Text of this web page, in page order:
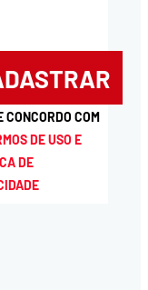
CONCORDO COM
DE USO E
DE